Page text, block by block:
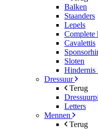
Balken
Staanders
Lepels
Complete
Cavalettis
Sloten
Hindernis
Dressuur
Terug
Letters
Mennen
Terug